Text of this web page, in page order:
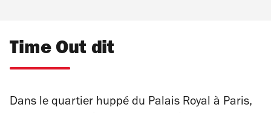
Time Out dit
Dans le quartier huppé du Palais Royal à Paris,